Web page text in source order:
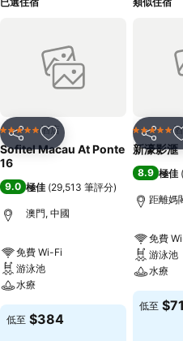
分享 放到收藏夾
5 星級 酒店
Sofitel Macau At Ponte
16
9.0 極佳 (29,513 筆評分)
澳門, 中國
免費 Wi-Fi
游泳池
水療
低至 $384
分享
5 星級
新濠影滙
8.9 極佳 (
距離媽
免費
游泳池
水療
低至